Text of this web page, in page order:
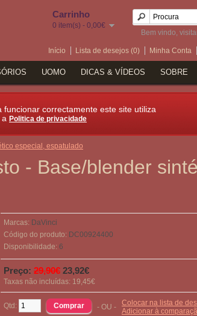
Carrinho
0 item(s) - 0,00€
Bem vindo,
Início Lista de desejos (0) Minha Conta
UOMO DICAS & VÍDEOS SOBRE
correctamente este site utiliza
Politica de privacidade
especial, espatulado
- Base/blender
Marcas: DaVinci
Código do produto: DC00924400
Disponibilidade: 6
Preço: 29,90€ 23,92€
Taxas não incluídas: 19,45€
Qtd: - OU - Colocar na lista de
Adicionar à